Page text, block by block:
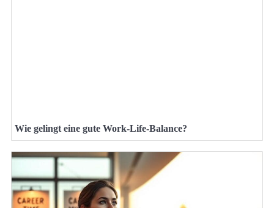
Wie gelingt eine gute Work-Life-Balance?